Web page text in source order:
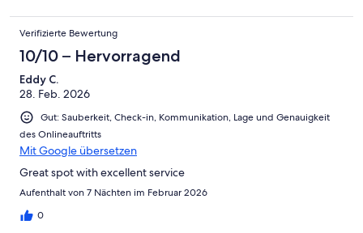
Verifizierte Bewertung
10/10 – Hervorragend
Eddy C.
28. Feb. 2026
Gut: Sauberkeit, Check-in, Kommunikation, Lage und Genauigkeit
des Onlineauftritts
Mit Google übersetzen
Great spot with excellent service
Aufenthalt von 7 Nächten im Februar 2026
0